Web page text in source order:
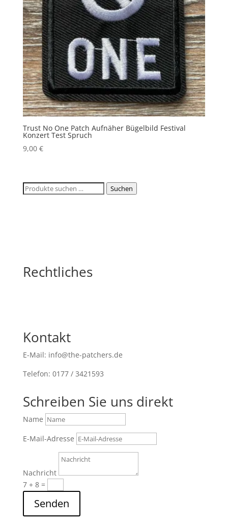
Trust No One Patch Aufnäher Bügelbild Festival
Konzert Test Spruch
9,00 €
Suchen
Suchen
Rechtliches
Kontakt
E-Mail: info@the-patchers.de
Telefon: 0177 / 3421593
Schreiben Sie uns direkt
Name
E-Mail-Adresse
Nachricht
7 + 8=
Senden